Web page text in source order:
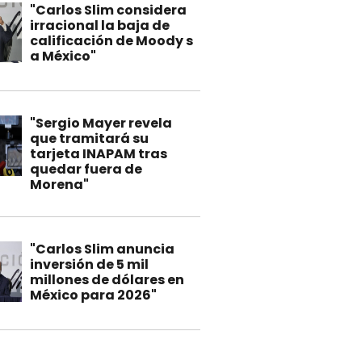
"Carlos Slim considera
irracional la baja de
calificación de Moody s
a México"
"Sergio Mayer revela
que tramitará su
tarjeta INAPAM tras
quedar fuera de
Morena"
"Carlos Slim anuncia
inversión de 5 mil
millones de dólares en
México para 2026"